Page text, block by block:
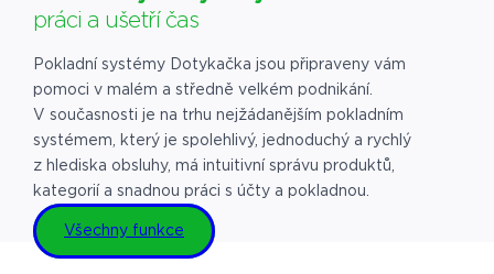
práci a ušetří čas
Pokladní systémy Dotykačka jsou připraveny vám
pomoci v malém a středně velkém podnikání.
V současnosti je na trhu nejžádanějším pokladním
systémem, který je spolehlivý, jednoduchý a rychlý
z hlediska obsluhy, má intuitivní správu produktů,
kategorií a snadnou práci s účty a pokladnou.
Všechny funkce